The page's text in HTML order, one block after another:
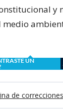
y
UN
de correcciones